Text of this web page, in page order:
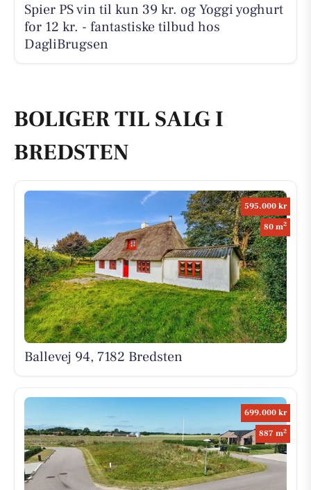
Spier PS vin til kun 39 kr. og Yoggi yoghurt
for 12 kr. - fantastiske tilbud hos
DagliBrugsen
BOLIGER TIL SALG I
BREDSTEN
595.000 kr
80 m2
Ballevej 94, 7182 Bredsten
699.000 kr
887 m2